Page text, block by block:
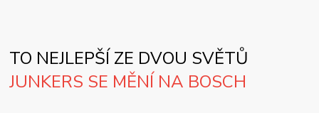
TO NEJLEPŠÍ ZE DVOU SVĚTŮ
JUNKERS SE MĚNÍ NA BOSCH